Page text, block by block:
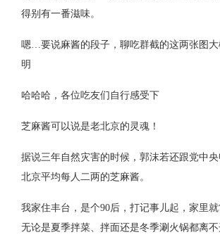
得别有一番滋味。
嗯…要说麻酱的段子，聊吃群截的这两张图
明
哈哈哈，各位吃友们自行感受下
芝麻酱可以说是老北京的灵魂！
据说三年自然灾害的时候，郭沫若还跟党中
北京平均每人二两的芝麻酱。
我家住丰台，是个90后，打记事儿起，家里就
无论是夏季拌菜、拌面还是冬季涮火锅都离不